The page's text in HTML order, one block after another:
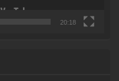
20:18